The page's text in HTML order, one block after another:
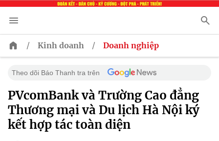
/ Kinh doanh / Doanh nghiệp
Theo dõi Báo Thanh tra trên
PVcomBank và Trường Cao đẳng
Thương mại và Du lịch Hà Nội ký
kết hợp tác toàn diện